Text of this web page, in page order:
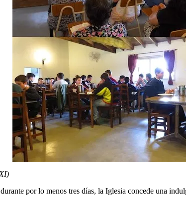
por lo menos tres días, la Iglesia concede una